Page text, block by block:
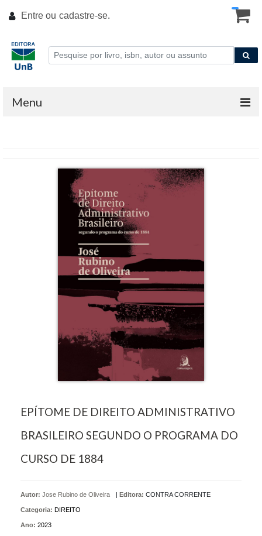
Entre ou cadastre-se.
Menu
EPÍTOME DE DIREITO ADMINISTRATIVO
BRASILEIRO SEGUNDO O PROGRAMA DO
CURSO DE 1884
Autor: Jose Rubino de Oliveira | Editora: CONTRA CORRENTE
Categoria: DIREITO
Ano: 2023